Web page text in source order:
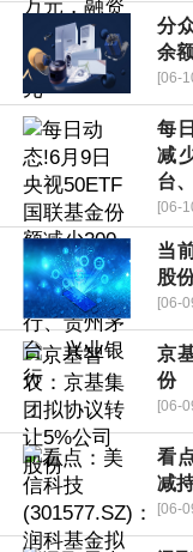
分
余
[06-
每
减
台
[06-
当
股
[06-
京
份
[06-
看
减
[06-